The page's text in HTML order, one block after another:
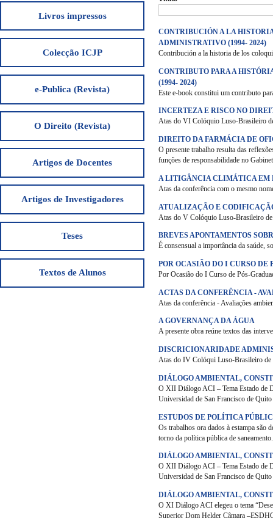
Livros impressos
Colecção ICJP
e-Publica (Revista)
O Direito (Revista)
Artigos de Docentes
Artigos de Investigadores
Teses
Textos de Alunos
CONTRIBUCIÓN A LA
ADMINISTRATIVO (1994- 2024)
Contribución a la historia de los
CONTRIBUTO PARA A
(1994- 2024)
Este e-book constitui um contributo
INCERTEZA E RISCO NO
Atas do VI Colóquio Luso-Brasileiro
DIREITO DA FARMÁCIA DE
O presente trabalho resulta das
funções de responsabilidade no
A LITIGÂNCIA CLIMÁTICA EM
Atas da conferência com o mesmo
ATUALIZAÇÃO E
Atas do V Colóquio Luso-Brasileiro
BREVES APONTAMENTOS
É consensual a importância da saúde,
POR OCASIÃO DO I CURSO
Por Ocasião do I Curso de Pós-
ACTAS DA CONFERÊNCIA -
Atas da conferência - Avaliações
A GOVERNANÇA DA ÁGUA
A presente obra reúne textos das
DISCRICIONARIDADE
Atas do IV Colóqui Luso-Brasileiro
DIÁLOGO AMBIENTAL,
O XII Diálogo ACI – Tema Estado de
Universidad de San Francisco de
ESTUDOS DE POLÍTICA
Os trabalhos ora dados à estampa
torno da política pública de saneamento.
DIÁLOGO AMBIENTAL,
O XII Diálogo ACI – Tema Estado de
Universidad de San Francisco de
DIÁLOGO AMBIENTAL,
O XI Diálogo ACI elegeu o tema
Superior Dom Helder Câmara